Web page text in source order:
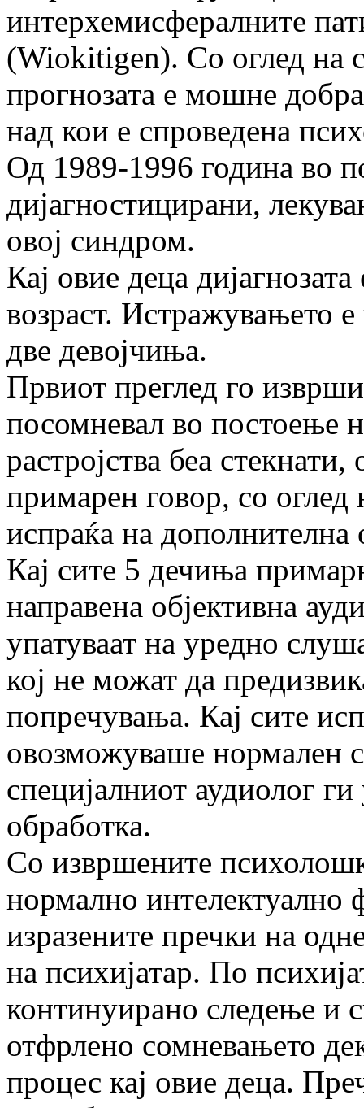
интерхемисфералните
(Wiokitigen). Со оглед на
прогнозата е мошне
над кои е спроведена
Од 1989-1996 година во
дијагностицирани,
овој синдром.
Кај овие деца
возраст. Истражувањето
две девојчиња.
Првиот преглед го
посомневал во постоење
растројства беа
примарен говор, со оглед
испраќа на дополнителна
Кај сите 5 дечиња
направена објективна
упатуваат на уредно
кој не можат да
попречувања. Кај сите
овозможуваше нормален
специјалниот аудиолог
обработка.
Со извршените
нормално
изразените пречки на
на психијатар. По
континуирано следење и
отфрлено сомневањето
процес кај овие деца.